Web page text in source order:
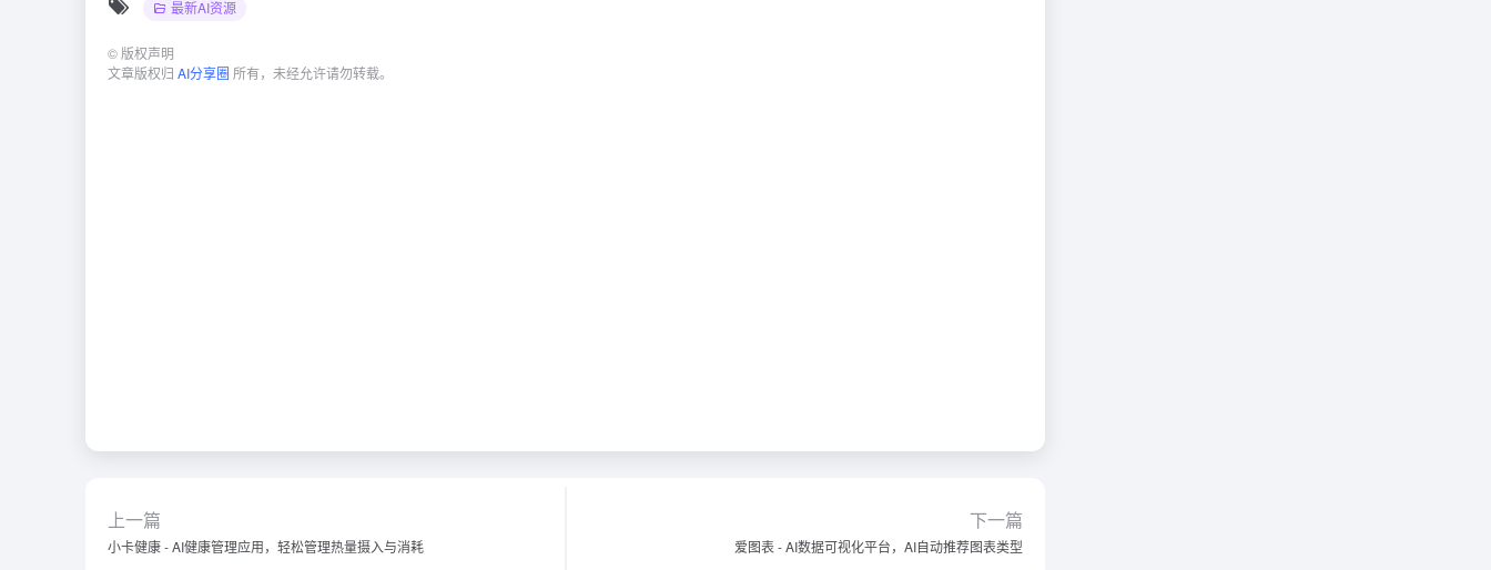
最新AI资源
© 版权声明
文章版权归 AI分享圈 所有，未经允许请勿转载。
上一篇
小卡健康 - AI健康管理应用，轻松管理热量摄入与消耗
下一篇
爱图表 - AI数据可视化平台，AI自动推荐图表类型